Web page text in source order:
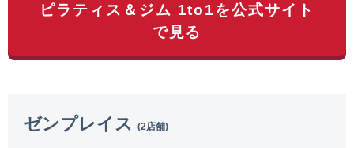
ピラティス＆ジム 1to1を公式サイト
で見る
ゼンプレイス (2店舗)